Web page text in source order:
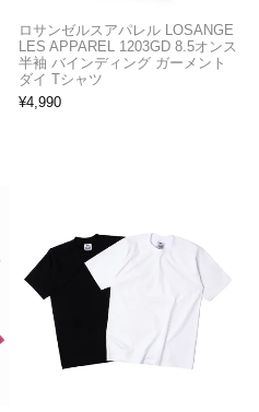
ロサンゼルスアパレル LOSANGE
LES APPAREL 1203GD 8.5オンス
半袖 バインディング ガーメント
ダイ Tシャツ
¥4,990